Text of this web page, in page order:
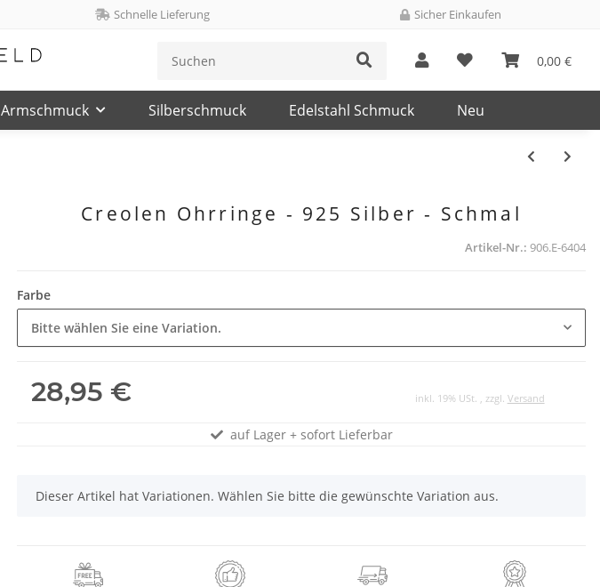
Schnelle Lieferung Sicher Einkaufen
0,00 €
Armschmuck Silberschmuck Edelstahl Schmuck Neu
Creolen Ohrringe - 925 Silber - Schmal
Artikel-Nr.: 906.E-6404
Farbe
Bitte wählen Sie eine Variation.
28,95 € inkl. 19% USt. , zzgl. Versand
auf Lager + sofort Lieferbar
x
Dieser Artikel hat Variationen. Wählen Sie bitte die gewünschte Variation aus.